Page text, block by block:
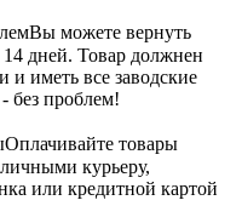
Вы можете вернуть
дней. Товар должнен
и иметь все заводские
без проблем!
Оплачивайте товары
курьеру,
или кредитной картой